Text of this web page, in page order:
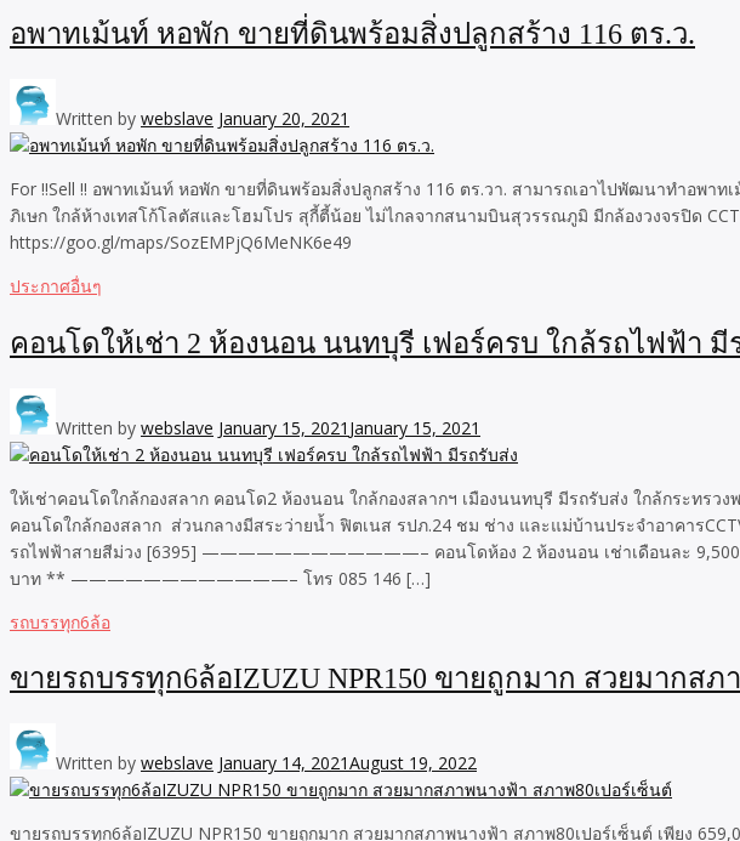
อพาทเม้นท์ หอพัก ขายที่ดินพร้อมสิ่งปลูกสร้าง 116 ตร.ว.
Written by webslave January 20, 2021
For !!Sell !! อพาทเม้นท์ หอพัก ขายที่ดินพร้อมสิ่งปลูกสร้าง 116 ตร.วา. สามารถเอาไปพัฒนาทำอพ
ภิเษก ใกล้ห้างเทสโก้โลตัสและโฮมโปร สุกี้ตี้น้อย ไม่ไกลจากสนามบินสุวรรณภูมิ มีกล้องวงจรปิด
https://goo.gl/maps/SozEMPjQ6MeNK6e49
ประกาศอื่นๆ
คอนโดให้เช่า 2 ห้องนอน นนทบุรี เฟอร์ครบ ใกล้รถไฟฟ้า มี
Written by webslave January 15, 2021 January 15, 2021
ให้เช่าคอนโดใกล้กองสลาก คอนโด2 ห้องนอน ใกล้กองสลากฯ เมืองนนทบุรี มีรถรับส่ง ใกล้กระทร
คอนโดใกล้กองสลาก ส่วนกลางมีสระว่ายน้ำ ฟิตเนส รปภ.24 ชม ช่าง และแม่บ้านประจำอาคาร
รถไฟฟ้าสายสีม่วง [6395] ————————————– คอนโดห้อง 2 ห้องนอน เช่าเดือนละ 9,500 บา
บาท ** ————————————– โทร 085 146 […]
รถบรรทุก6ล้อ
ขายรถบรรทุก6ล้อ​IZUZU NPR150 ขายถูกมาก สวยมากสภ
Written by webslave January 14, 2021August 19, 2022
ขายรถบรรทุก6ล้อ​IZUZU NPR150 ขายถูกมาก สวยมากสภาพนางฟ้า สภาพ​80เปอร์เซ็นต์ เพียง